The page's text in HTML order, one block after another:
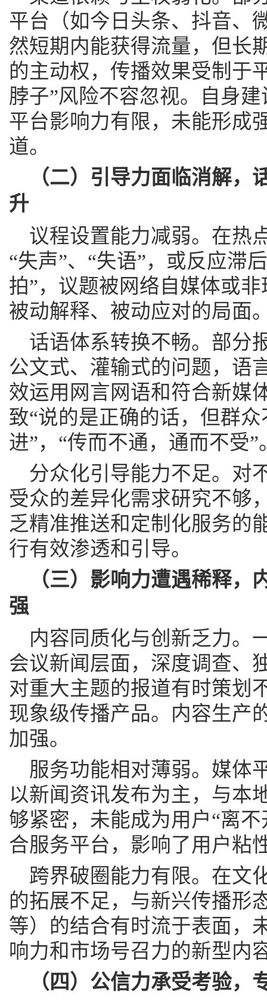
平台（如今日头条、抖音、
然短期内能获得流量，但长
的主动权，传播效果受制于
脖子”风险不容忽视。自身
平台影响力有限，未能形成
道。
（二）引导力面临消解
升
议程设置能力减弱。在热
“失声”、“失语”，或反应滞
拍”，议题被网络自媒体或
被动解释、被动应对的局面
话语体系转换不畅。部分
公文式、灌输式的问题，语
效运用网言网语和符合新媒
致“说的是正确的话，但群
进”，“传而不通，通而不受”
分众化引导能力不足。对
受众的差异化需求研究不够
乏精准推送和定制化服务的
行有效渗透和引导。
（三）影响力遭遇稀释
强
内容同质化与创新乏力。
会议新闻层面，深度调查、
对重大主题的报道有时策划
现象级传播产品。内容生产
加强。
服务功能相对薄弱。媒体
以新闻资讯发布为主，与本
够紧密，未能成为用户“离
合服务平台，影响了用户粘
跨界破圈能力有限。在文
的拓展不足，与新兴传播形
等）的结合有时流于表面，
响力和市场号召力的新型内
（四）公信力承受考验